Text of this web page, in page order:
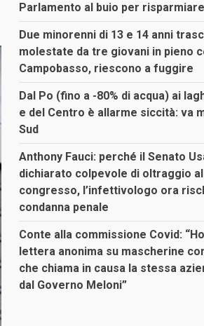
Parlamento al buio per risparmiare
Due minorenni di 13 e 14 anni
molestate da tre giovani in pieno
Campobasso, riescono a fuggire
Dal Po (fino a -80% di acqua) ai
e del Centro è allarme siccità: va
Sud
Anthony Fauci: perché il Senato
dichiarato colpevole di oltraggio al
congresso, l’infettivologo ora
condanna penale
Conte alla commissione Covid:
lettera anonima su mascherine
che chiama in causa la stessa
dal Governo Meloni”